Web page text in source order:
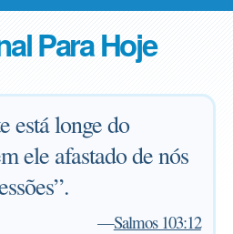
Para Hoje
está longe do
ele afastado de nós
—Salmos 103:12